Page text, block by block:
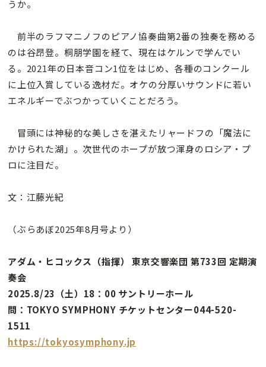
うか。
前半のラフマニノフのピアノ協奏曲第2番の独奏を務める
のは谷昂登。桐朋学園を経て、現在はケルンで学んでい
る。2021年の日本音コン1位をはじめ、各種のコンクール
に上位入賞している逸材だ。オケの分厚いサウンドに若い
エネルギーでぶつかっていくことだろう。
冒頭には神秘的な美しさを湛えたリャードフの「魔法に
かけられた湖」。次世代のホープが放つ渾身のロシア・プ
ロに注目だ。
文：江藤光紀
（ぶらあぼ2025年8月号より）
アダム・ヒコックス（指揮） 東京交響楽団 第733回 定期演
奏会
2025.8/23（土）18：00 サントリーホール
問：TOKYO SYMPHONY チケットセンター044-520-
1511
https://tokyosymphony.jp